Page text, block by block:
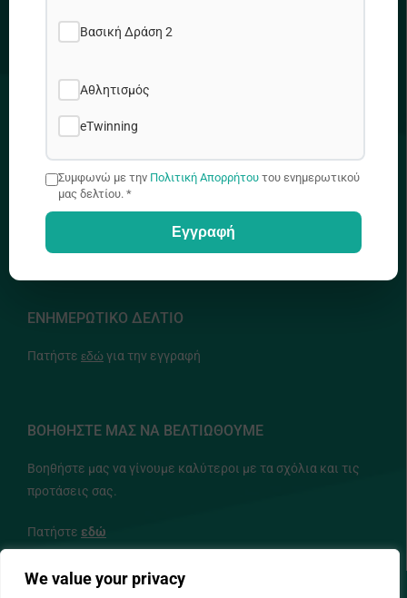
We value your privacy
Προδρόμου & Δημητρακοπούλου 2, 1090 Λ/σια
ΕΝΗΜΕΡΩΤΙΚΟ ΔΕΛΤΙΟ
Πατήστε εδώ για την εγγραφή
ΒΟΗΘΗΣΤΕ ΜΑΣ ΝΑ ΒΕΛΤΙΩΘΟΥΜΕ
Βοηθήστε μας να γίνουμε καλύτεροι με τα σχόλια και τις
προτάσεις σας.
Πατήστε εδώ
Βασική Δράση 2
Αθλητισμός
eTwinning
Συμφωνώ με την Πολιτική Απορρήτου του ενημερωτικού
μας δελτίου. *
Εγγραφή